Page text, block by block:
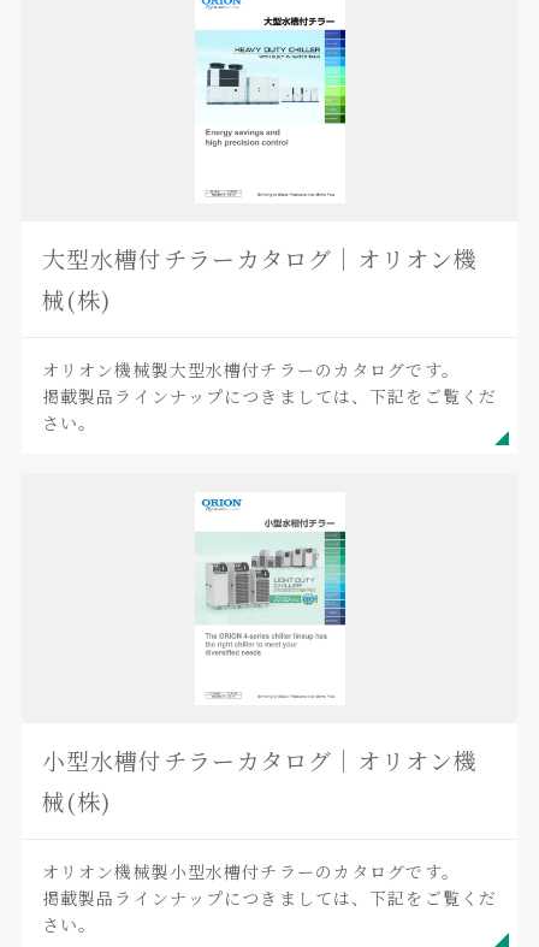
大型水槽付チラーカタログ｜オリオン機
械(株)
オリオン機械製大型水槽付チラーのカタログです。
掲載製品ラインナップにつきましては、下記をご覧くだ
さい。
小型水槽付チラーカタログ｜オリオン機
械(株)
オリオン機械製小型水槽付チラーのカタログです。
掲載製品ラインナップにつきましては、下記をご覧くだ
さい。